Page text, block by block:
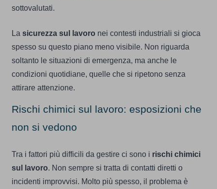
sottovalutati.
La sicurezza sul lavoro nei contesti industriali si gioca
spesso su questo piano meno visibile. Non riguarda
soltanto le situazioni di emergenza, ma anche le
condizioni quotidiane, quelle che si ripetono senza
attirare attenzione.
Rischi chimici sul lavoro: esposizioni che
non si vedono
Tra i fattori più difficili da gestire ci sono i rischi chimici
sul lavoro. Non sempre si tratta di contatti diretti o
incidenti improvvisi. Molto più spesso, il problema è